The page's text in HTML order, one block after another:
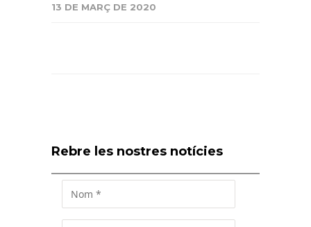
13 DE MARÇ DE 2020
Rebre les nostres notícies